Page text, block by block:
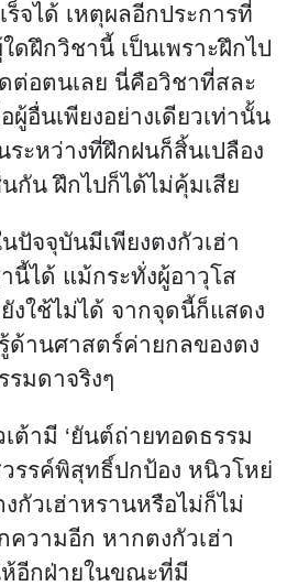
จได้ เหตุผลอีกประการที่
ฝึกวิชานี้ เป็นเพราะฝึกไป
ต่อตนเลย นี่คือวิชาที่สละ
ผู้อื่นเพียงอย่างเดียวเท่านั้น
ระหว่างที่ฝึกฝนก็สิ้นเปลือง
กัน ฝึกไปก็ได้ไม่คุ้มเสีย
ปัจจุบันมีเพียงตงกัวเฮ่า
นี้ได้ แม้กระทั่งผู้อาวุโส
งใช้ไม่ได้ จากจุดนี้ก็แสดง
ด้านศาสตร์ค่ายกลของตง
รมดาจริงๆ
ต้ามี ‘ยันต์ถ่ายทอดธรรม
รรค์พิสุทธิ์ปกป้อง หนิวโหย่
กัวเฮ่าหรานหรือไม่ก็ไม่
ความอีก หากตงกัวเฮ่า
อีกฝ่ายในขณะที่มี